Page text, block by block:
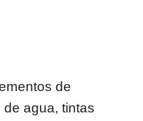
de
agua, tintas